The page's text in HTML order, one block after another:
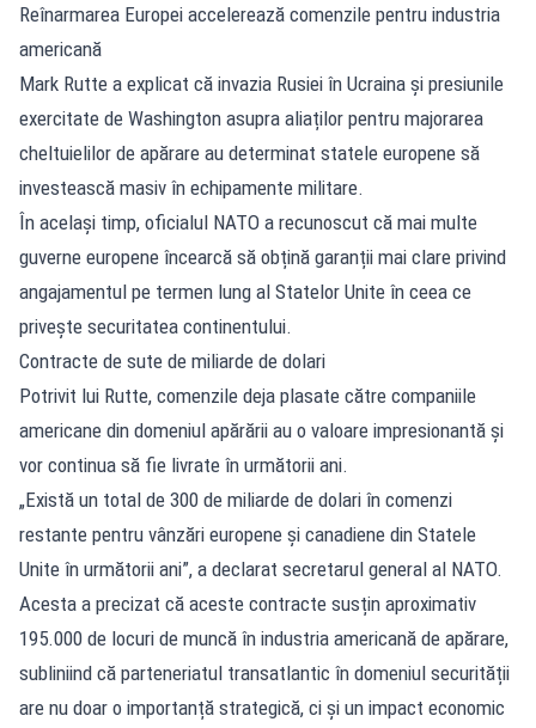
Reînarmarea Europei accelerează comenzile pentru industria
americană
Mark Rutte a explicat că invazia Rusiei în Ucraina și presiunile
exercitate de Washington asupra aliaților pentru majorarea
cheltuielilor de apărare au determinat statele europene să
investească masiv în echipamente militare.
În același timp, oficialul NATO a recunoscut că mai multe
guverne europene încearcă să obțină garanții mai clare privind
angajamentul pe termen lung al Statelor Unite în ceea ce
privește securitatea continentului.
Contracte de sute de miliarde de dolari
Potrivit lui Rutte, comenzile deja plasate către companiile
americane din domeniul apărării au o valoare impresionantă și
vor continua să fie livrate în următorii ani.
„Există un total de 300 de miliarde de dolari în comenzi
restante pentru vânzări europene și canadiene din Statele
Unite în următorii ani”, a declarat secretarul general al NATO.
Acesta a precizat că aceste contracte susțin aproximativ
195.000 de locuri de muncă în industria americană de apărare,
subliniind că parteneriatul transatlantic în domeniul securității
are nu doar o importanță strategică, ci și un impact economic